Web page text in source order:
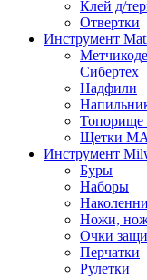
Клей д/
Отвертки
Инструмент
Сибертех
Надфили
Щетки
Инструмент
Буры
Наборы
Ножи,
Очки
Перчатки
Рулетки